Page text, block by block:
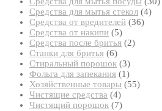
Средства для мытья стекол 44
Средства от вредителей 3636
Средства от накипи 55
товаров
Средства после бритья 22
Станки для бритья 66
товаров
Стиральный порошок 33
товара
Фольга для запекания 11
товар
Хозяйственные товары 5555
Чистящие средства 44
товара
Чистящий порошок 77